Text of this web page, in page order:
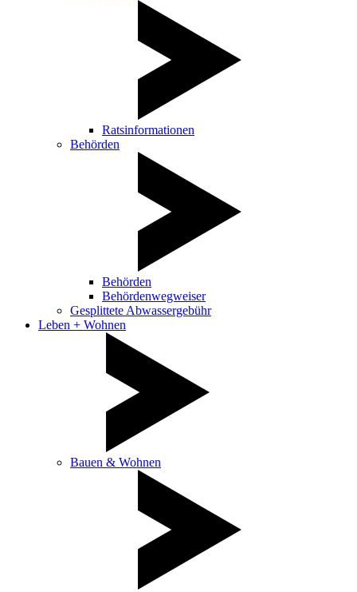
Ratsinformationen
Behörden
Behörden
Behördenwegweiser
Gesplittete Abwassergebühr
Leben + Wohnen
Bauen & Wohnen